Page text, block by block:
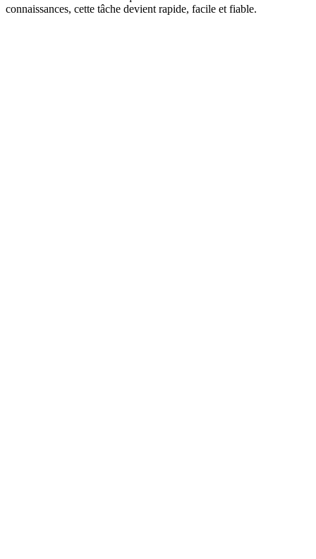
connaissances, cette tâche devient rapide, facile et fiable.